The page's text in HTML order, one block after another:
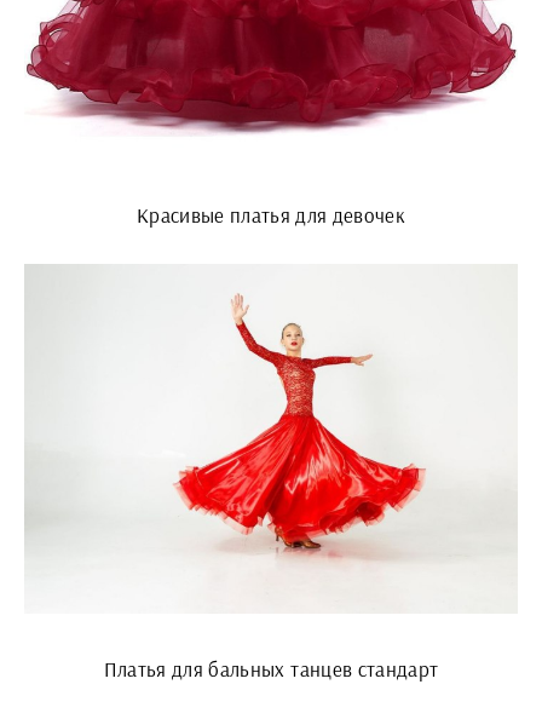
Красивые платья для девочек
Платья для бальных танцев стандарт